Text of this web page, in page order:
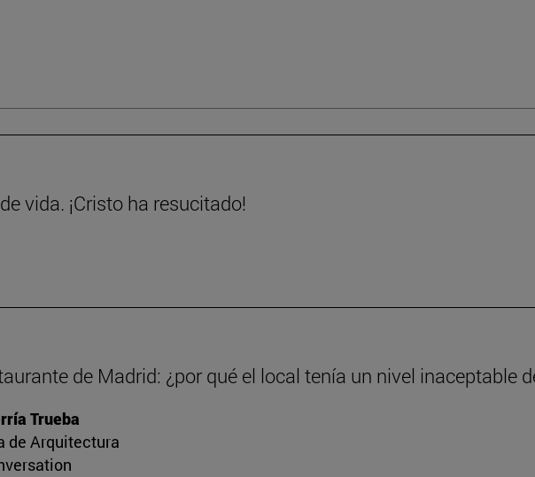
vida. ¡Cristo ha resucitado!
de Madrid: ¿por qué el local tenía un nivel inaceptable
Trueba
de Arquitectura